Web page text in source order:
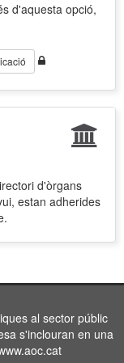
d'aquesta opció,
d'òrgans
estan adherides
al sector públic
s'inclouran en una